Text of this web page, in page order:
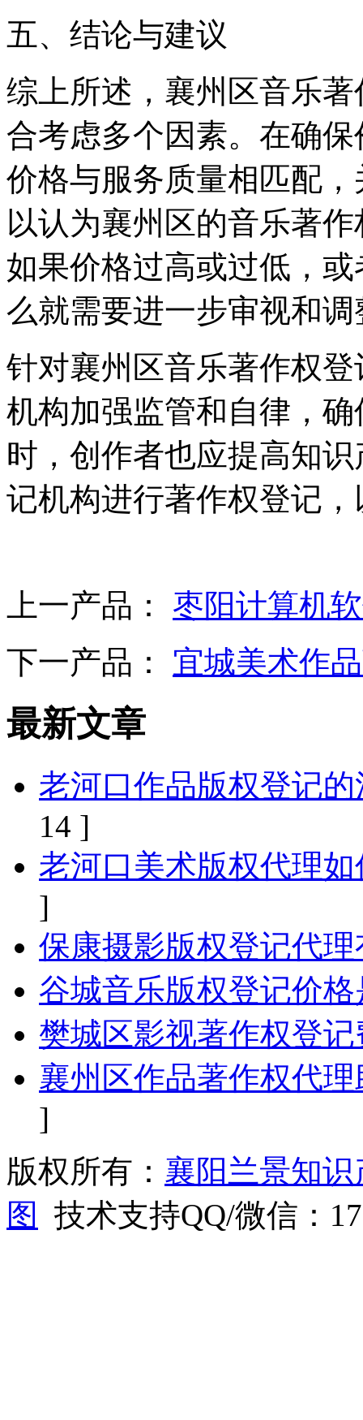
五、结论与建议
综上所述，襄州区音乐
合考虑多个因素。在确
价格与服务质量相匹配
以认为襄州区的音乐著
如果价格过高或过低，
么就需要进一步审视和调
针对襄州区音乐著作权
机构加强监管和自律，
时，创作者也应提高知
记机构进行著作权登记
上一产品： 枣阳计算机
下一产品： 宜城美术作
最新文章
老河口作品版权登记
14 ]
老河口美术版权代理
]
保康摄影版权登记代
谷城音乐版权登记价
樊城区影视著作权登
襄州区作品著作权代
]
版权所有： 襄阳兰景知
图
技术支持QQ/微信：